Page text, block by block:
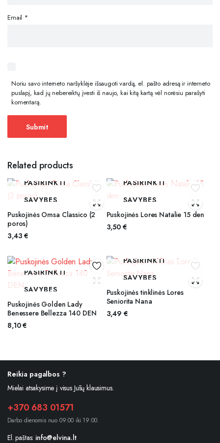
Email *
Noriu savo interneto naršyklėje išsaugoti vardą, el. pašto adresą ir interneto
puslapį, kad jų nebereiktų įvesti iš naujo, kai kitą kartą vėl norėsiu parašyti
komentarą.
Related products
PASIRINKTI
SAVYBES
Puskojinės Omsa Classico (2
poros)
3,43€
PASIRINKTI
SAVYBES
Puskojinės Lores Natalie 15 den
3,50 €
PASIRINKTI
SAVYBES
Puskojinės Golden Lady
Benessere Bellezza 140 DEN
8,10€
PASIRINKTI
SAVYBES
Puskojinės tinklinės Lores
Seniorita Nana
3,49 €
Reikia pagalbos ?
Mielai atsakysime į visus Jūsų klausimus.
+370 683 01571
Darbo dienomis nuo 09:00 iki 19:00.
El. paštas: info@elvina.lt